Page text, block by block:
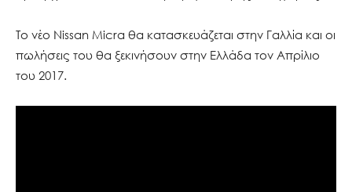
Το νέο Nissan Micra θα κατασκευάζεται στην Γαλλία και οι
πωλήσεις του θα ξεκινήσουν στην Ελλάδα τον Απρίλιο
του 2017.